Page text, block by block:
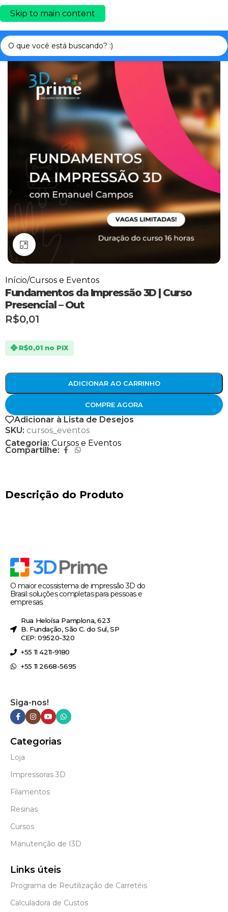
Skip to main content
Clique para ampliar
Início/Cursos e Eventos
Fundamentos da Impressão 3D | Curso
Presencial – Out
R$0,01
R$0,01 no PIX
ADICIONAR AO CARRINHO
COMPRE AGORA
Adicionar à Lista de Desejos
SKU: cursos_eventos
Categoria: Cursos e Eventos
Compartilhe:
Descrição do Produto
O maior ecossistema de impressão 3D do
Brasil: soluções completas para pessoas e
empresas.
Rua Heloísa Pamplona, 623
B. Fundação, São C. do Sul, SP
CEP: 09520-320
+55 11 4211-9180
+55 11 2668-5695
Siga-nos!
Categorias
Loja
Impressoras 3D
Filamentos
Resinas
Cursos
Manutenção de I3D
Links úteis
Programa de Reutilização de Carretéis
Calculadora de Custos